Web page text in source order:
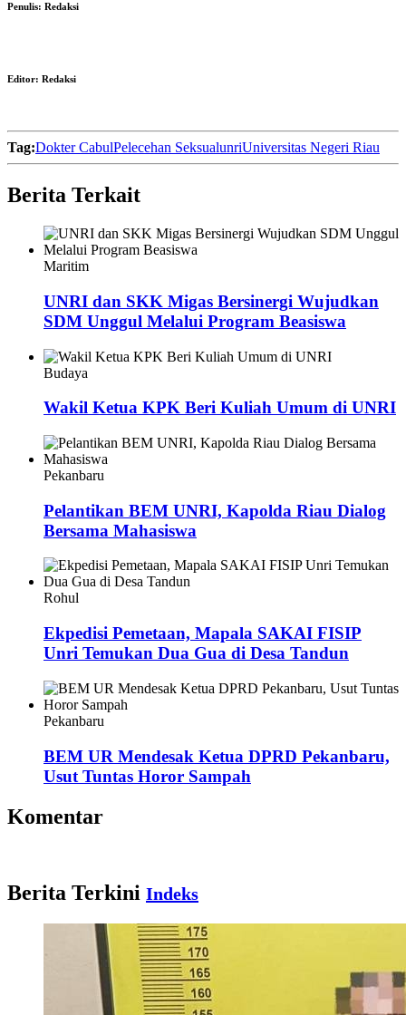
Penulis: Redaksi
Editor: Redaksi
Tag:Dokter CabulPelecehan SeksualunriUniversitas Negeri Riau
Berita Terkait
Maritim
UNRI dan SKK Migas Bersinergi Wujudkan
SDM Unggul Melalui Program Beasiswa
Budaya
Wakil Ketua KPK Beri Kuliah Umum di UNRI
Pekanbaru
Pelantikan BEM UNRI, Kapolda Riau Dialog
Bersama Mahasiswa
Rohul
Ekpedisi Pemetaan, Mapala SAKAI FISIP
Unri Temukan Dua Gua di Desa Tandun
Pekanbaru
BEM UR Mendesak Ketua DPRD Pekanbaru,
Usut Tuntas Horor Sampah
Komentar
Berita Terkini Indeks